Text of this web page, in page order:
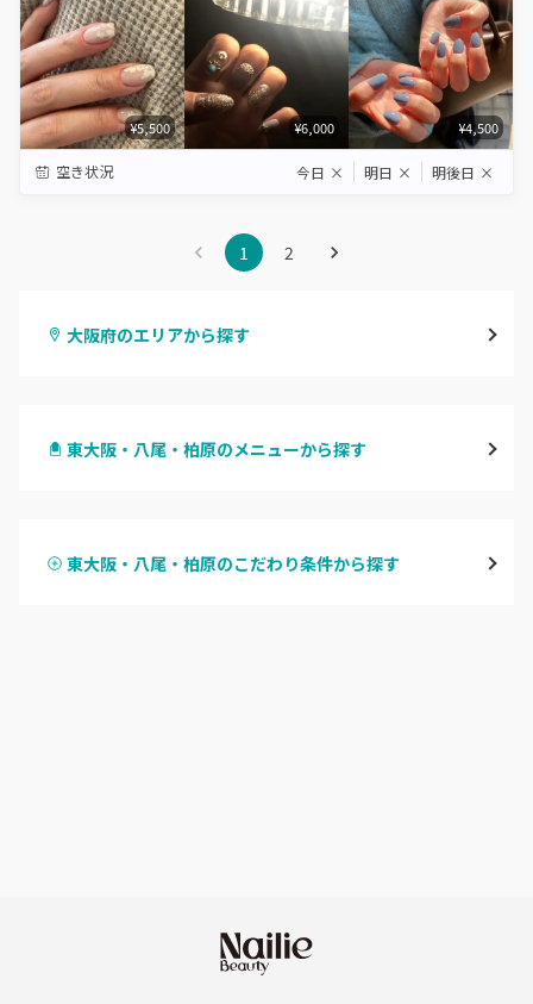
¥5,500 ¥6,000 ¥4,500
空き状況 今日 × 明日 × 明後日 ×
1 2
大阪府のエリアから探す
心斎橋・南船場・アメ村
東大阪・八尾・柏原のメニューから探す
ハンドスカルプ
東大阪・八尾・柏原のこだわり条件から探す